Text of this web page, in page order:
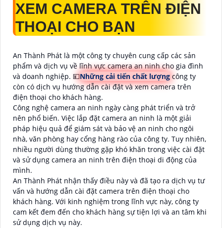
XEM CAMERA TRÊN ĐIỆN
THOẠI CHO BẠN
An Thành Phát là một công ty chuyên cung cấp các sản
phẩm và dịch vụ về lĩnh vực camera an ninh cho gia đình
và doanh nghiệp. 💴Những cải tiến chất lượng công ty
còn có dịch vụ hướng dẫn cài đặt và xem camera trên
điện thoại cho khách hàng.
Công nghệ camera an ninh ngày càng phát triển và trở
nên phổ biến. Việc lắp đặt camera an ninh là một giải
pháp hiệu quả để giám sát và bảo vệ an ninh cho ngôi
nhà, văn phòng hay cổng hàng rào của công ty. Tuy nhiên,
nhiều người dùng thường gặp khó khăn trong việc cài đặt
và sử dụng camera an ninh trên điện thoại di động của
mình.
An Thành Phát nhận thấy điều này và đã tạo ra dịch vụ tư
vấn và hướng dẫn cài đặt camera trên điện thoại cho
khách hàng. Với kinh nghiệm trong lĩnh vực này, công ty
cam kết đem đến cho khách hàng sự tiện lợi và an tâm khi
sử dụng dịch vụ này.